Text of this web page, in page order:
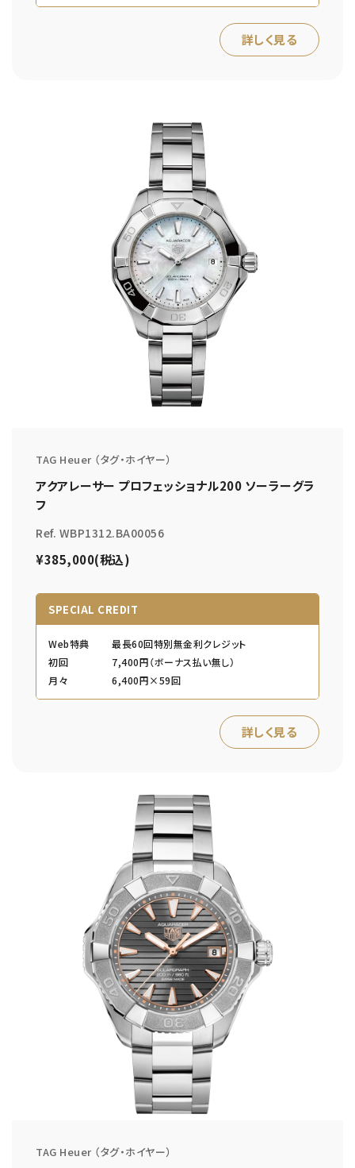
詳しく見る
TAG Heuer （タグ・ホイヤー）
アクアレーサー プロフェッショナル200 ソーラーグラ
フ
Ref. WBP1312.BA00056
¥385,000(税込)
SPECIAL CREDIT
Web特典
最長60回特別無金利クレジット
初回
7,400円（ボーナス払い無し）
月々
6,400円×59回
詳しく見る
TAG Heuer （タグ・ホイヤー）